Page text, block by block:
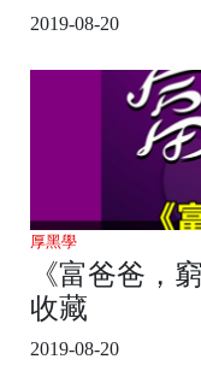
2019-08-20
厚黑學
《富爸爸，
收藏
2019-08-20